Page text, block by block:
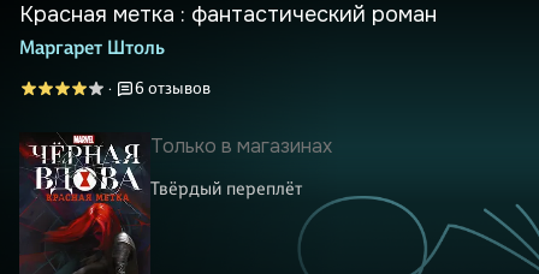
Красная метка : фантастический роман
Маргарет Штоль
· 6 отзывов
Только в магазинах
Твёрдый переплёт